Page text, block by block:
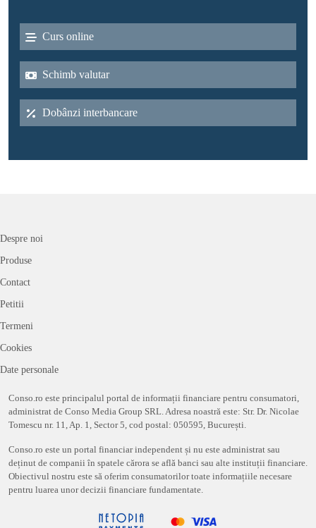
Curs online
Schimb valutar
Dobânzi interbancare
Despre noi
Produse
Contact
Petitii
Termeni
Cookies
Date personale
Conso.ro este principalul portal de informații financiare pentru consumatori,
administrat de Conso Media Group SRL. Adresa noastră este: Str. Dr. Nicolae
Tomescu nr. 11, Ap. 1, Sector 5, cod postal: 050595, București.
Conso.ro este un portal financiar independent și nu este administrat sau
deținut de companii în spatele cărora se află banci sau alte instituții financiare.
Obiectivul nostru este să oferim consumatorilor toate informațiile necesare
pentru luarea unor decizii financiare fundamentate.